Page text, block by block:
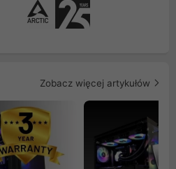
Zobacz więcej artykułów